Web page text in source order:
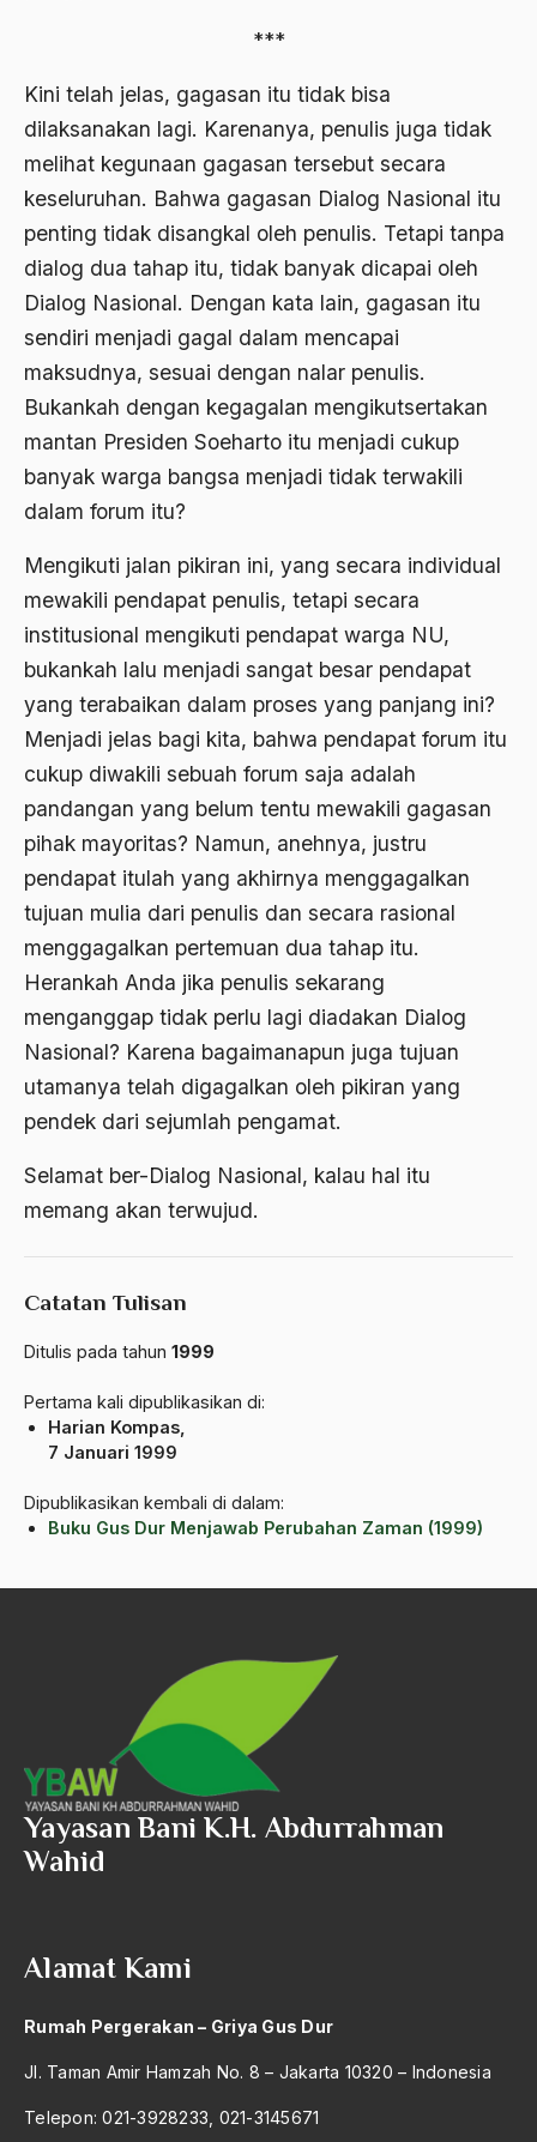
***
Kini telah jelas, gagasan itu tidak bisa
dilaksanakan lagi. Karenanya, penulis juga tidak
melihat kegunaan gagasan tersebut secara
keseluruhan. Bahwa gagasan Dialog Nasional itu
penting tidak disangkal oleh penulis. Tetapi tanpa
dialog dua tahap itu, tidak banyak dicapai oleh
Dialog Nasional. Dengan kata lain, gagasan itu
sendiri menjadi gagal dalam mencapai
maksudnya, sesuai dengan nalar penulis.
Bukankah dengan kegagalan mengikutsertakan
mantan Presiden Soeharto itu menjadi cukup
banyak warga bangsa menjadi tidak terwakili
dalam forum itu?
Mengikuti jalan pikiran ini, yang secara individual
mewakili pendapat penulis, tetapi secara
institusional mengikuti pendapat warga NU,
bukankah lalu menjadi sangat besar pendapat
yang terabaikan dalam proses yang panjang ini?
Menjadi jelas bagi kita, bahwa pendapat forum itu
cukup diwakili sebuah forum saja adalah
pandangan yang belum tentu mewakili gagasan
pihak mayoritas? Namun, anehnya, justru
pendapat itulah yang akhirnya menggagalkan
tujuan mulia dari penulis dan secara rasional
menggagalkan pertemuan dua tahap itu.
Herankah Anda jika penulis sekarang
menganggap tidak perlu lagi diadakan Dialog
Nasional? Karena bagaimanapun juga tujuan
utamanya telah digagalkan oleh pikiran yang
pendek dari sejumlah pengamat.
Selamat ber-Dialog Nasional, kalau hal itu
memang akan terwujud.
Catatan Tulisan
Ditulis pada tahun 1999
Pertama kali dipublikasikan di:
Harian Kompas,
7 Januari 1999
Dipublikasikan kembali di dalam:
Buku Gus Dur Menjawab Perubahan Zaman (1999)
akulturasi budaya
Al Asnawi
Al-Azhar
Al-Ghazali
Al-Ikhwanu Al-Muslimun
Al-Ikhwanul Muslimin
al-Khalil Ibnu Ahmad al-Farahidi
Al-Maududi
al-quran
Alexander Solzhenitsyin
Ali Khomeini
Ali Murtopo
Ali Sidikin
Ali Syahbana
Aliran AHmadiyah
Aliran Kepercayaan
Alistair Cook
Allah
ALmanak
Alternatif Moral
Alternatif Nilai
Alternatif Politis
Alumni Sayid Al-Maliki
Alvin W. Gouldner
Amangkurat
Amar Ma'ruf Nahi Munkar
ambisi politik
ambon
Amin Iskandar
Amir
Amir Syakib Arsalan
Anatomi
Andi Mallarangeng
Andre Gide
Yayasan Bani K.H. Abdurrahman
Wahid
Alamat Kami
Rumah Pergerakan – Griya Gus Dur
Jl. Taman Amir Hamzah No. 8 – Jakarta 10320 – Indonesia
Telepon: 021-3928233, 021-3145671